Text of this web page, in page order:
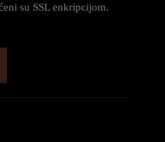
su SSL enkripcijom.